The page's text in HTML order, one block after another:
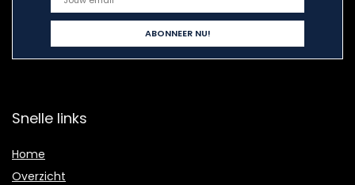
Snelle links
Home
Overzicht